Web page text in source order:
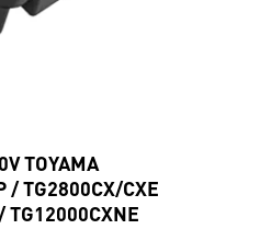
TOYAMA
/ TG2800CX/CXE
TG12000CXNE